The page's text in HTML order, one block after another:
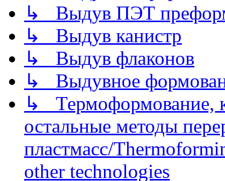
↳ Выдув ПЭТ
↳ Выдув канистр
↳ Выдув флаконов
↳ Выдувное
↳ Термоформование,
остальные методы
пластмасс/
other technologies